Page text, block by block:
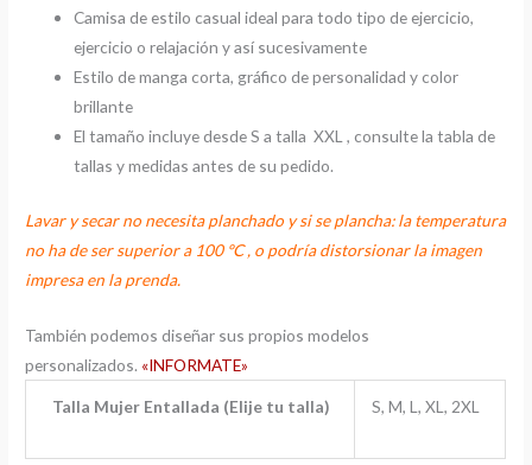
Camisa de estilo casual ideal para todo tipo de ejercicio,
ejercicio o relajación y así sucesivamente
Estilo de manga corta, gráfico de personalidad y color
brillante
El tamaño incluye desde S a talla XXL , consulte la tabla de
tallas y medidas antes de su pedido.
Lavar y secar no necesita planchado y si se plancha: la temperatura
no ha de ser superior a 100 ºC , o podría distorsionar la imagen
impresa en la prenda.
También podemos diseñar sus propios modelos
personalizados. «INFORMATE»
Talla Mujer Entallada (Elije tu talla) S, M, L, XL, 2XL